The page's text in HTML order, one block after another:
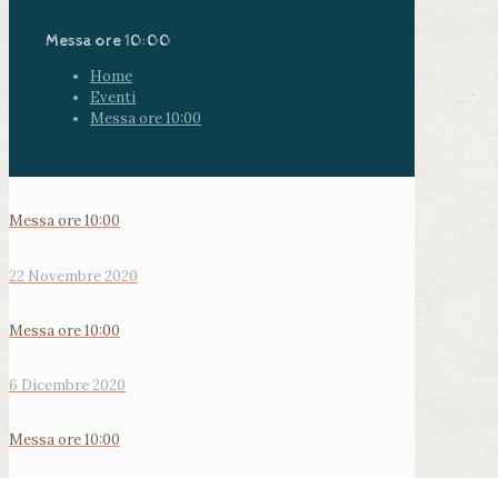
Messa ore 10:00
Home
Eventi
Messa ore 10:00
Messa ore 10:00
22 Novembre 2020
Messa ore 10:00
6 Dicembre 2020
Messa ore 10:00